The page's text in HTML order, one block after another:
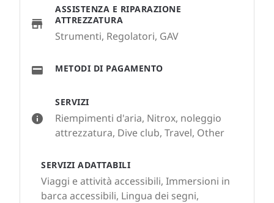
SERVIZI
Riempimenti d'aria, Nitrox, noleggio
attrezzatura, Dive club, Travel, Other
SERVIZI ADATTABILI
Viaggi e attività accessibili, Immersioni in
barca accessibili, Lingua dei segni,
ASSISTENZA E RIPARAZIONE
ATTREZZATURA
Strumenti, Regolatori, GAV
METODI DI PAGAMENTO